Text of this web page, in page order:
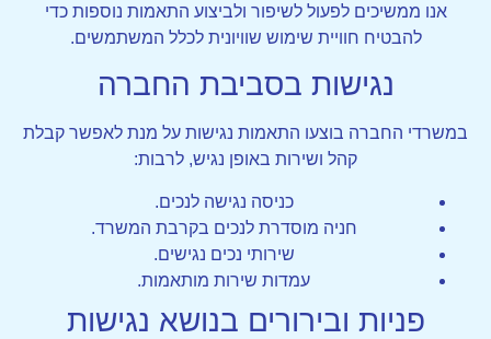
אנו ממשיכים לפעול לשיפור ולביצוע התאמות נוספות כדי
להבטיח חוויית שימוש שוויונית לכלל המשתמשים.
נגישות בסביבת החברה
במשרדי החברה בוצעו התאמות נגישות על מנת לאפשר קבלת
קהל ושירות באופן נגיש, לרבות:
כניסה נגישה לנכים.
חניה מוסדרת לנכים בקרבת המשרד.
שירותי נכים נגישים.
עמדות שירות מותאמות.
פניות ובירורים בנושא נגישות